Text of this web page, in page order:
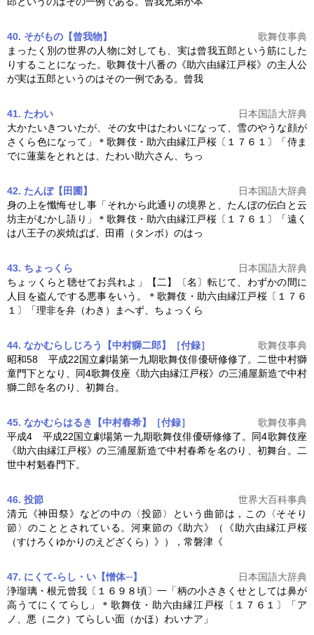
40. そがもの【曾我物】
歌舞伎事典
まったく別の世界の人物に対しても、実は曾我五郎という筋にした
りすることになった。歌舞伎十八番の《助六由縁江戸桜》の主人公
が実は五郎というのはその一例である。曾我
41. たわい
日本国語大辞典
大かたいきついたが、その女中はたわいになって、雪のやうな顔が
さくら色になって」＊歌舞伎・ 助六由縁江戸桜 〔１７６１〕「侍ま
でに蓮葉をとれとは、たわい助六さん、ちっ
42. たんぼ【田圃】
日本国語大辞典
身の上を懺悔せし事「それから此通りの境界と、たんぼの伝白と云
坊主がむかし語り」＊歌舞伎・ 助六由縁江戸桜 〔１７６１〕「遠く
は八王子の炭焼ばば、田甫（タンボ）のはっ
43. ちょっくら
日本国語大辞典
ちょッくらと聴せてお呉れよ」【二】〔名〕転じて、わずかの間に
人目を盗んでする悪事をいう。＊歌舞伎・ 助六由縁江戸桜 〔１７６
１〕「理非を弁（わき）まへず、ちょっくら
44. なかむらしじろう【中村獅二郎】［付録］
歌舞伎事典
昭和58 平成22国立劇場第一九期歌舞伎俳優研修修了。二世中村獅
童門下となり、同4歌舞伎座《助六由縁江戸桜》の三浦屋新造で中村
獅二郎を名のり、初舞台。
45. なかむらはるき【中村春希】［付録］
歌舞伎事典
平成4 平成22国立劇場第一九期歌舞伎俳優研修修了。同4歌舞伎座
《助六由縁江戸桜》の三浦屋新造で中村春希を名のり、初舞台。二
世中村魁春門下。
46. 投節
世界大百科事典
清元《神田祭》などの中の〈投節〉という曲節は，この〈そそり
節〉のこととされている。河東節の《助六》（《助六由縁江戸桜
（すけろくゆかりのえどざくら）》），常磐津《
47. にくて‐らし・い【憎体─】
日本国語大辞典
浄瑠璃・根元曾我〔１６９８頃〕一「柄の小さきくせとしては鼻が
高うてにくてらし」＊歌舞伎・ 助六由縁江戸桜 〔１７６１〕「ア
ノ、悪（ニク）てらしい面（かほ）わいナア」